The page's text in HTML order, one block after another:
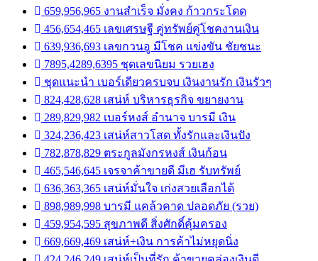
659,956,965 งานสำเร็จ มั่งคง ก้าวกระโดด
456,654,465 เลขเศรษฐี คู่ทรัพย์คู่โชคงานเงิน
639,936,693 เลขกวนอู มีโชค แข่งขัน ชัยชนะ
7895,4289,6395 ชุดเลขนิยม รวยเฮง
ชุดแนะนำ เบอร์เดียวครบจบ เงินงานรัก เงินรัวๆ
824,428,628 เสน่ห์ บริหารธุรกิจ ขยายงาน
289,829,982 เบอร์หงส์ อำนาจ บารมี เงิน
324,236,423 เสน่ห์สาวโสด ทั้งรักและเงินปัง
782,878,829 ตระกูลมังกรหงส์ เงินก้อน
465,546,645 เจรจาค้าขายดี มีเฮ รับทรัพย์
636,363,365 เสน่ห์มั่นใจ เก่งสวยเลือกได้
898,989,998 บารมี แคล้วคาด ปลอดภัย (รวย)
459,954,595 สุขภาพดี สิ่งศักดิ์คุ้มครอง
669,669,469 เสน่ห์+เงิน การค้าไม่หยุดนิ่ง